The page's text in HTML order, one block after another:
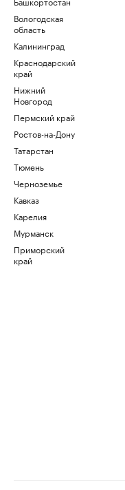
Вологодская
область
Калининград
Краснодарский
край
Нижний
Новгород
Пермский край
Ростов-на-Дону
Татарстан
Тюмень
Черноземье
Кавказ
Карелия
Мурманск
Приморский
край